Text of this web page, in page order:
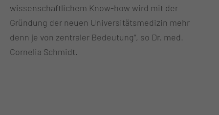
wissenschaftlichem Know-how wird mit der
Gründung der neuen Universitätsmedizin mehr
denn je von zentraler Bedeutung“, so Dr. med.
Cornelia Schmidt.